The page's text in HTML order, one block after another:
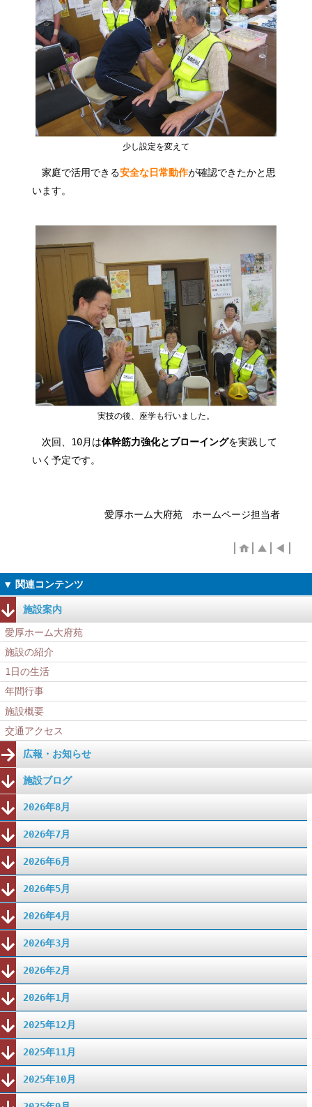
少し設定を変えて
家庭で活用できる安全な日常動作が確認できたかと思
います。
実技の後、座学も行いました。
次回、10月は体幹筋力強化とブローイングを実践して
いく予定です。
愛厚ホーム大府苑 ホームページ担当者
施設案内
愛厚ホーム大府苑
施設の紹介
1日の生活
年間行事
施設概要
交通アクセス
広報・お知らせ
施設ブログ
2026年8月
2026年7月
2026年6月
2026年5月
2026年4月
2026年3月
2026年2月
2026年1月
2025年12月
2025年11月
2025年10月